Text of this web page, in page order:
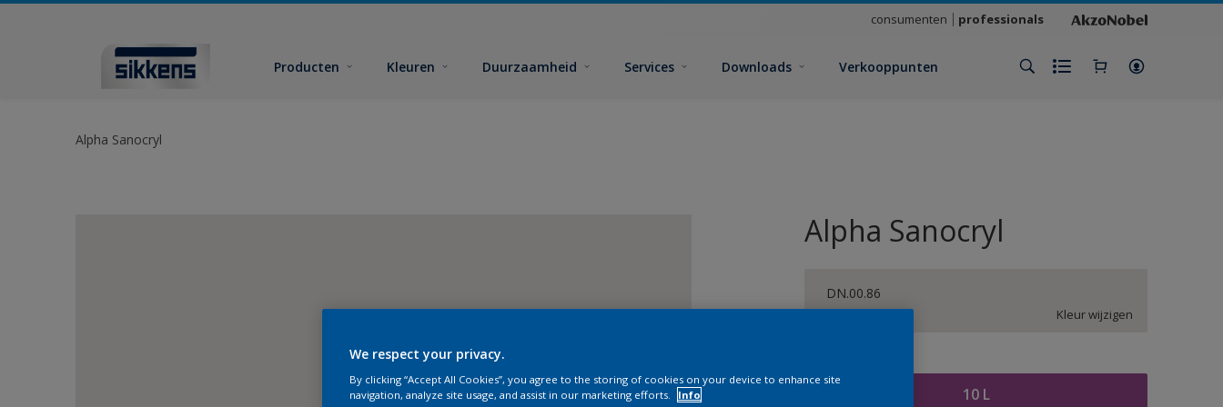
consumenten professionals
Producten Kleuren Duurzaamheid Services Downloads Verkooppunten
Alpha Sanocryl
Alpha Sanocryl
DN.00.86
Kleur wijzigen
10 L
We respect your privacy.
By clicking “Accept All Cookies”, you agree to the storing of cookies on your device to enhance site
navigation, analyze site usage, and assist in our marketing efforts.
Info